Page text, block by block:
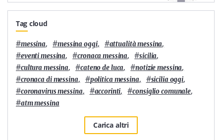
Tag cloud
#messina, #messina oggi, #attualità messina,
#eventi messina, #cronaca messina, #sicilia,
#cultura messina, #cateno de luca, #notizie messina,
#cronaca di messina, #politica messina, #sicilia oggi,
#coronavirus messina, #accorinti, #consiglio comunale,
#atm messina
Carica altri